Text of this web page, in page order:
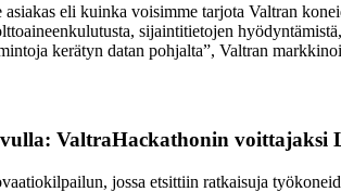
eli kuinka voisimme tarjota Valtran
sijaintitietojen
kerätyn datan pohjalta”, Valtran
ValtraHackathonin voittajaksi
jossa etsittiin ratkaisuja